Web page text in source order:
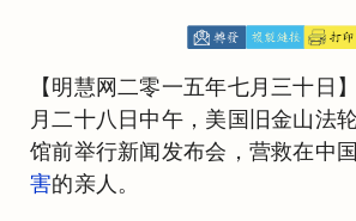
【明慧网二零一五年七月三十日
月二十八日中午，美国旧金山法
馆前举行新闻发布会，营救在中
害的亲人。